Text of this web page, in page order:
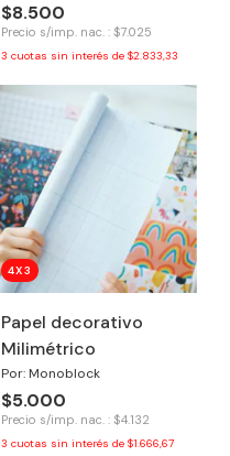
$8.500
Precio s/imp. nac. : $7.025
3 cuotas sin interés de $2.833,33
4X3
Papel decorativo
Milimétrico
Por: Monoblock
$5.000
Precio s/imp. nac. : $4.132
3 cuotas sin interés de $1.666,67